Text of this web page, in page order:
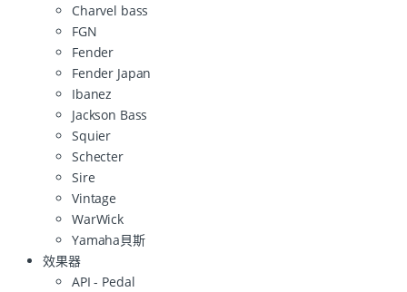
Charvel bass
FGN
Fender
Fender Japan
Ibanez
Jackson Bass
Squier
Schecter
Sire
Vintage
WarWick
Yamaha貝斯
效果器
API - Pedal